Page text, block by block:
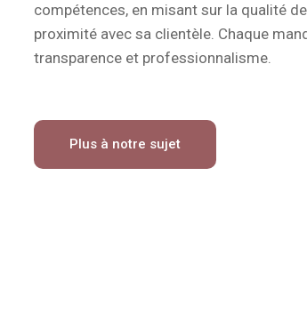
compétences, en misant sur la qualité
proximité avec sa clientèle. Chaque
transparence et professionnalisme.
Plus à notre sujet